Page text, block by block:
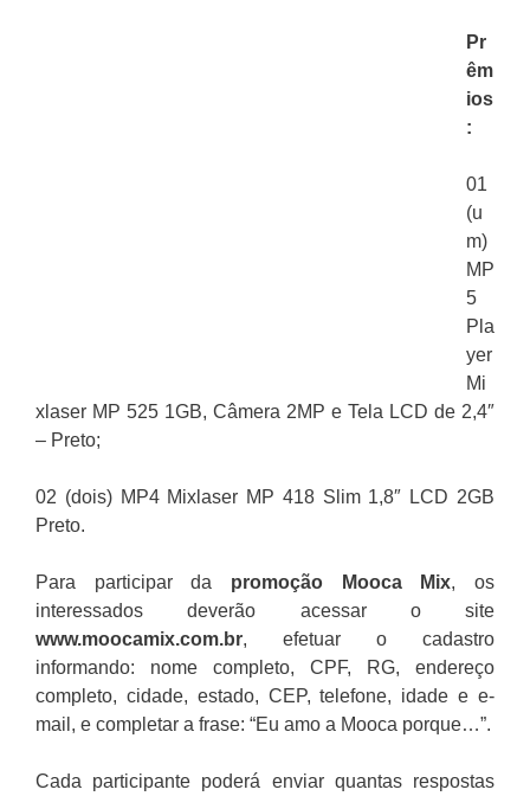
Pr
êm
ios
:
01
(u
m)
MP
5
Pla
yer
Mi
xlaser MP 525 1GB, Câmera 2MP e Tela LCD de 2,4″
– Preto;
02 (dois) MP4 Mixlaser MP 418 Slim 1,8″ LCD 2GB
Preto.
Para participar da promoção Mooca Mix, os
interessados deverão acessar o site
www.moocamix.com.br, efetuar o cadastro
informando: nome completo, CPF, RG, endereço
completo, cidade, estado, CEP, telefone, idade e e-
mail, e completar a frase: “Eu amo a Mooca porque…”.
Cada participante poderá enviar quantas respostas